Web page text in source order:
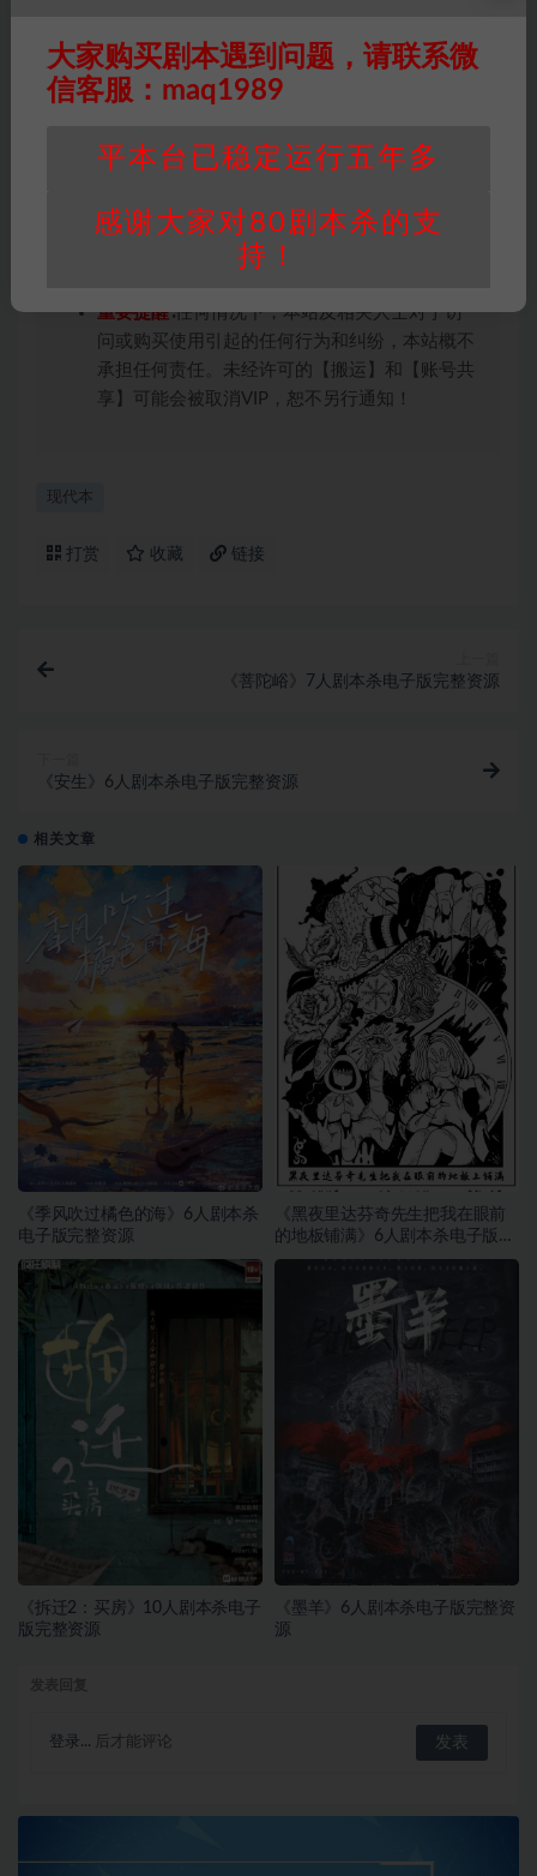
版权归属：本站提供的任何剧本杀资源内容的版
权均属于机关版权或权利人。如有侵权，请发邮
件通知并提供相关证实资料至邮箱
会在三天内下架相关剧本攻略。
身价值，本站积分为本站收取的赞助费，用于本
站整理资料的时间成本及网站运营所需支出费
重要提醒∶任何情况下，本站及相关人士对于访
问或购买使用引起的任何行为和纠纷，本站概不
承担任何责任。未经许可的【搬运】和【账号共
享】可能会被取消VIP，恕不另行通知！
现代本
打赏 收藏 链接
《菩陀峪》7人剧本杀电子版完整资源
《安生》6人剧本杀电子版完整资源
相关文章
《季风吹过橘色的海》6人剧本杀
电子版完整资源
《黑夜里达芬奇先生把我在眼前
的地板铺满》6人剧本杀电子版完
整资源
《拆迁2：买房》10人剧本杀电子
版完整资源
《墨羊》6人剧本杀电子版完整资
源
登录... 后才能评论
大家购买剧本遇到问题，请联系微
信客服：maq1989
平本台已稳定运行五年多
感谢大家对80剧本杀的支
持！